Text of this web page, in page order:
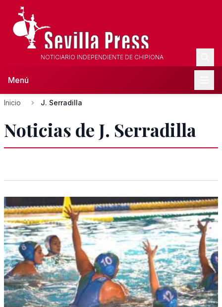
NOTICIARIO INDEPENDIENTE DE CHIPIONA
Menú
Inicio J. Serradilla
Noticias de J. Serradilla